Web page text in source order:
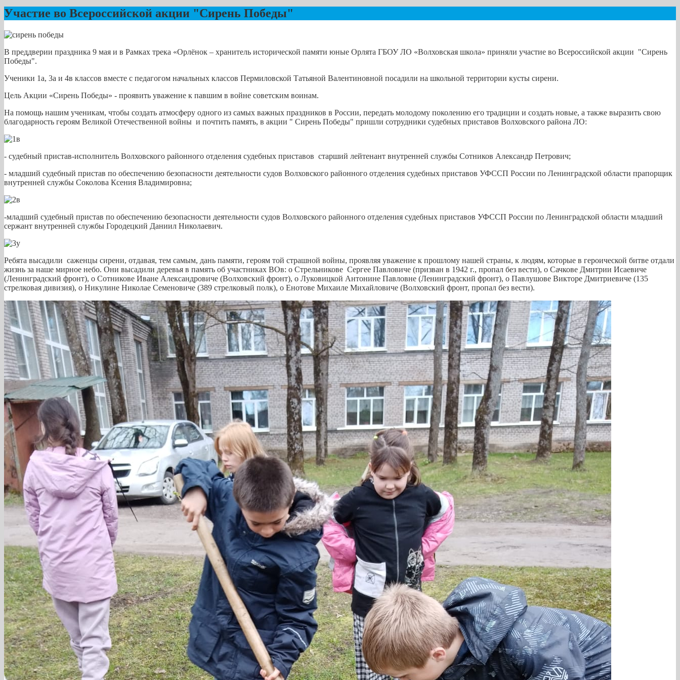
Участие во Всероссийской акции "Сирень Победы"
В преддверии праздника 9 мая и в Рамках трека «Орлёнок – хранитель исторической памяти юные Орлята ГБОУ ЛО «Волховская школа» приняли участие во Всероссийской акции "Сирень
Победы".
Ученики 1а, 3а и 4в классов вместе с педагогом начальных классов Пермиловской Татьяной Валентиновной посадили на школьной территории кусты сирени.
Цель Акции «Сирень Победы» - проявить уважение к павшим в войне советским воинам.
На помощь нашим ученикам, чтобы создать атмосферу одного из самых важных праздников в России, передать молодому поколению его традиции и создать новые, а также выразить свою
благодарность героям Великой Отечественной войны и почтить память, в акции " Сирень Победы" пришли сотрудники судебных приставов Волховского района ЛО:
- судебный пристав-исполнитель Волховского районного отделения судебных приставов старший лейтенант внутренней службы Сотников Александр Петрович;
- младший судебный пристав по обеспечению безопасности деятельности судов Волховского районного отделения судебных приставов УФССП России по Ленинградской области прапорщик
внутренней службы Соколова Ксения Владимировна;
-младший судебный пристав по обеспечению безопасности деятельности судов Волховского районного отделения судебных приставов УФССП России по Ленинградской области младший
сержант внутренней службы Городецкий Даниил Николаевич.
Ребята высадили саженцы сирени, отдавая, тем самым, дань памяти, героям той страшной войны, проявляя уважение к прошлому нашей страны, к людям, которые в героической битве отдали
жизнь за наше мирное небо. Они высадили деревья в память об участниках ВОв: о Стрельникове Сергее Павловиче (призван в 1942 г., пропал без вести), о Сачкове Дмитрии Исаевиче
(Ленинградский фронт), о Сотникове Иване Александровиче (Волховский фронт), о Луковицкой Антонине Павловне (Ленинградский фронт), о Павлушове Викторе Дмитриевиче (135
стрелковая дивизия), о Никулине Николае Семеновиче (389 стрелковый полк), о Енотове Михаиле Михайловиче (Волховский фронт, пропал без вести).